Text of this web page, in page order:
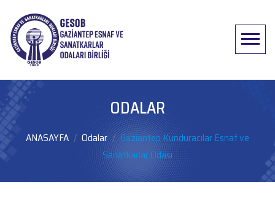
ODALAR
ANASAYFA Odalar
Gaziantep Kunduracılar Esnaf ve
Sanatkarlar Odası